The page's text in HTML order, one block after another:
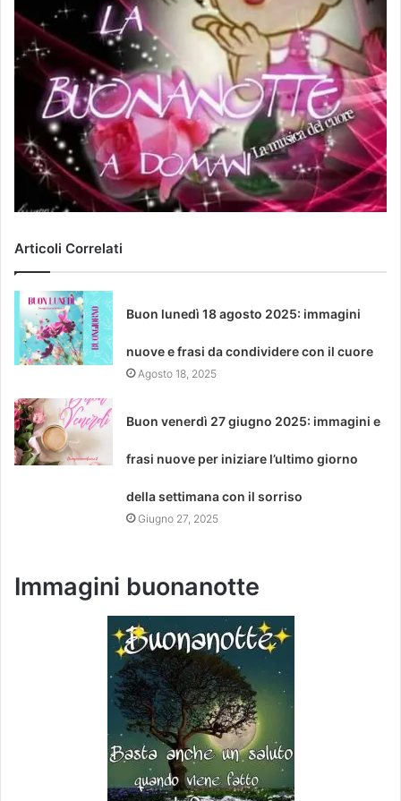
Articoli Correlati
Buon lunedì 18 agosto 2025: immagini
nuove e frasi da condividere con il cuore
Agosto 18, 2025
Buon venerdì 27 giugno 2025: immagini e
frasi nuove per iniziare l’ultimo giorno
della settimana con il sorriso
Giugno 27, 2025
Immagini buonanotte